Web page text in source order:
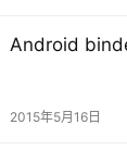
Android
2015年5月16日